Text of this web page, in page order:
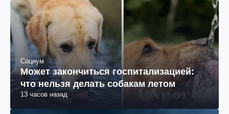
Социум
Может закончиться госпитализацией:
что нельзя делать собакам летом
13 часов назад